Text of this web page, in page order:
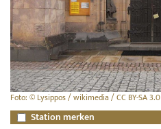
Foto: © Lysippos / wikimedia / CC BY-SA 3.0
Station merken